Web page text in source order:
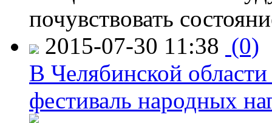
почувствовать
2015-07-30 11:38 (0)
В Челябинской
фестиваль народных